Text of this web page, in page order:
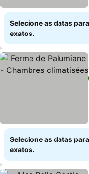
Selecione as datas
exatos.
Selecione as datas
exatos.